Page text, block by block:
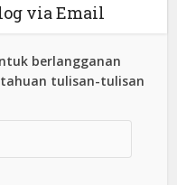
via Email
berlangganan
tulisan-tulisan